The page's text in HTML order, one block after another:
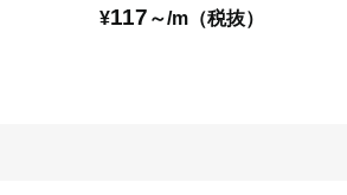
¥117 ～/m（税抜）